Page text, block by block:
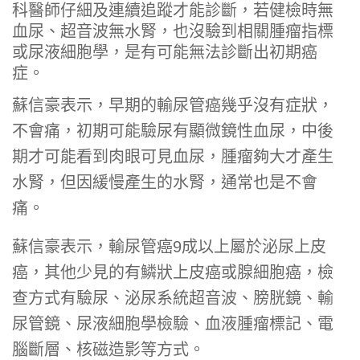
科醫師仔細及連續追蹤才能診斷，若健檢時無
血尿、超音波無水腎，也沒驗到相關腫瘤指標
或尿液細胞學，是有可能無法診斷出初期癌
症。
蘇信豪表示，早期的輸尿管癌幾乎沒有症狀，
不會痛，初期可能驗尿有顯微鏡性血尿，中後
期才可能看到肉眼可見血尿，腫瘤夠大才產生
水腎，但因緩慢產生的水腎，通常也是不會
痛。
蘇信豪表示，輸尿管癌9成以上屬於泌尿上皮
癌，其他少見的有鱗狀上皮癌或腺細胞癌，檢
查方式有驗尿、泌尿系統超音波、膀胱鏡、輸
尿管鏡、尿液細胞學檢驗、血液腫瘤標記、電
腦斷層、核磁造影等方式。